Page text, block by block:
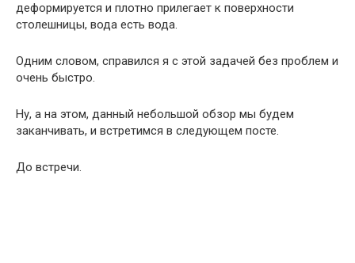
деформируется и плотно прилегает к поверхности
столешницы, вода есть вода.
Одним словом, справился я с этой задачей без проблем и
очень быстро.
Ну, а на этом, данный небольшой обзор мы будем
заканчивать, и встретимся в следующем посте.
До встречи.